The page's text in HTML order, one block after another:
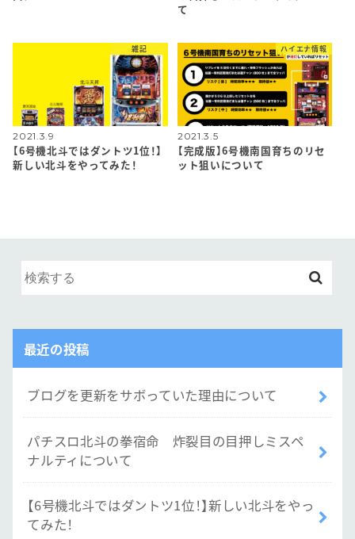
て
雑記
2021.3.9
【6号機北斗ではダントツ1位！】
新しい北斗をやってみた！
ハイエナ情報
2021.3.5
【完成版】6号機南国育ちのリセ
ット狙いについて
最近の投稿
ブログを更新をサボっていた理由について
パチスロ北斗の拳宿命 炸裂目の目押しミスペ
ナルティについて
【6号機北斗ではダントツ1位！】新しい北斗をやっ
てみた！